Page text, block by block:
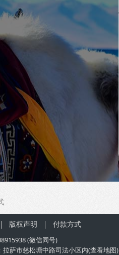
版权声明 付款方式
(微信同号)
拉萨市慈松塘中路司法小区内(查看地图)